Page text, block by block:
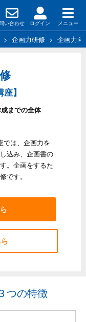
い合わせ ログイン メニュー
> 企画力研修 > 企画力
】
までの全体
では、企画力を
込み、企画書の
。企画をするた
です。
つの特徴